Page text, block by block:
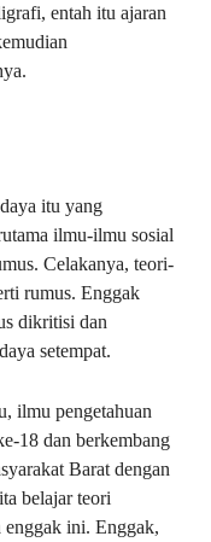
entah itu ajaran
itu yang
ilmu-ilmu sosial
Celakanya, teori-
rumus. Enggak
dikritisi dan
setempat.
ilmu pengetahuan
18 dan berkembang
Barat dengan
belajar teori
enggak ini. Enggak,